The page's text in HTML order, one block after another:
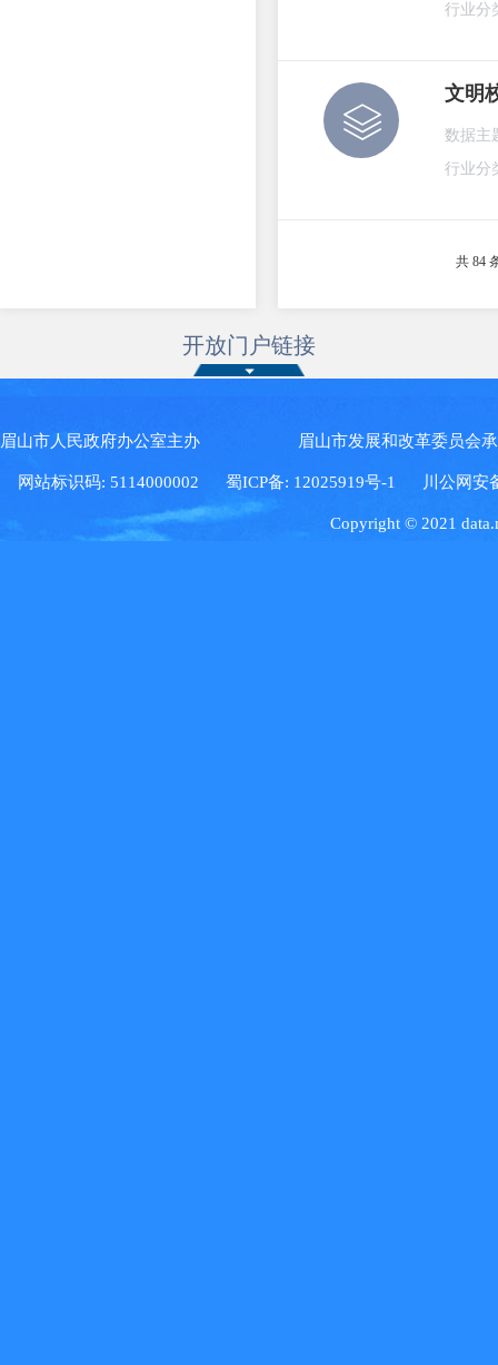
行业分
文明
数据主
行业分
共 84
开放门户链接
眉山市人民政府办公室主办 眉山市发展和改革委员
网站标识码: 5114000002 蜀ICP备: 12025919号-1 川公网安
Copyright © 2021